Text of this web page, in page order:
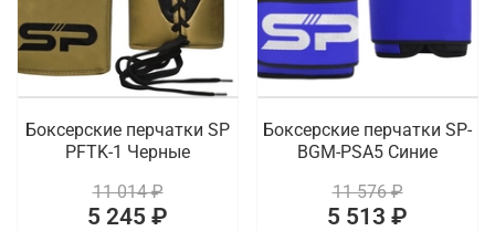
Боксерские перчатки SP
PFTK-1 Черные
11 014 ₽
5 245 ₽
Боксерские перчатки SP-
BGM-PSA5 Синие
11 576 ₽
5 513 ₽